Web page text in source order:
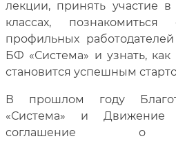
лекции, принять участие
классах, познакомиться
профильных
БФ «Система» и узнать,
становится успешным
В прошлом году
«Система» и Движение
соглашение о